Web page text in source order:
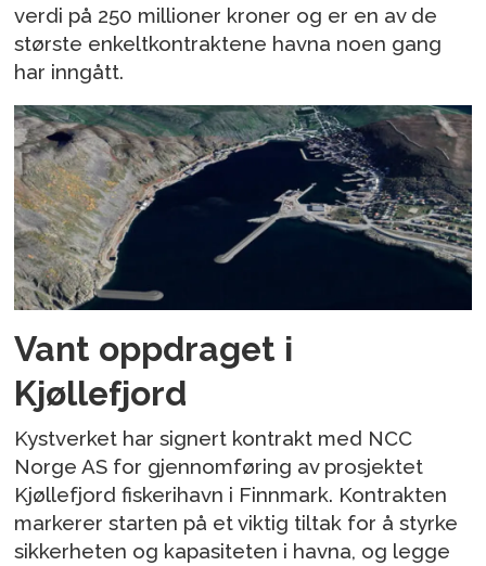
verdi på 250 millioner kroner og er en av de
største enkeltkontraktene havna noen gang
har inngått.
Vant oppdraget i
Kjøllefjord
Kystverket har signert kontrakt med NCC
Norge AS for gjennomføring av prosjektet
Kjøllefjord fiskerihavn i Finnmark. Kontrakten
markerer starten på et viktig tiltak for å styrke
sikkerheten og kapasiteten i havna, og legge